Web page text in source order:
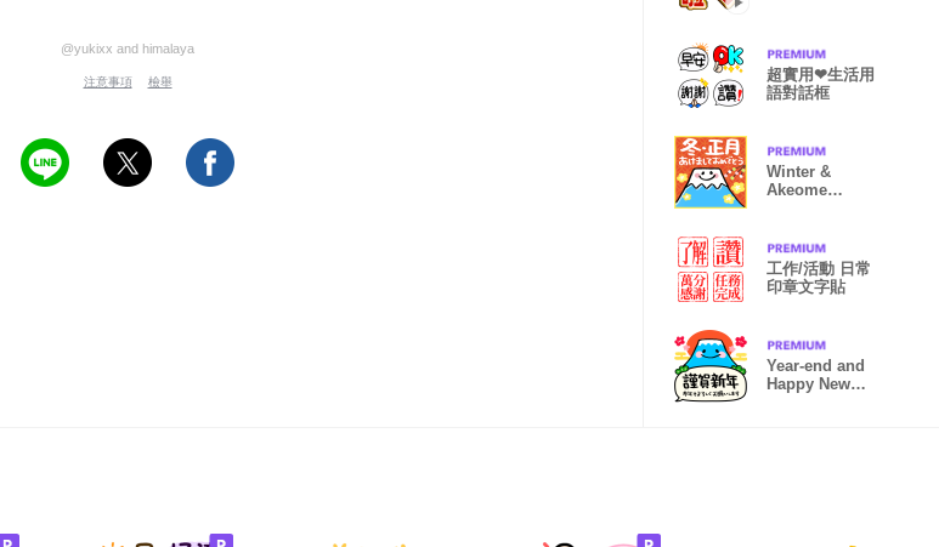
@yukixx and himalaya
注意事項 檢舉
超實用❤生活用
語對話框
Winter &
Akeome
工作/活動 日常
印章文字貼
Year-end and
Happy New